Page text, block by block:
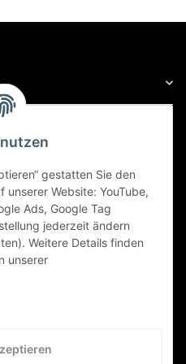
11/1996 bis
12/1994 bis
gestatten Sie den
unserer Website: YouTube,
Ads, Google Tag
jederzeit ändern
Weitere Details finden
unserer